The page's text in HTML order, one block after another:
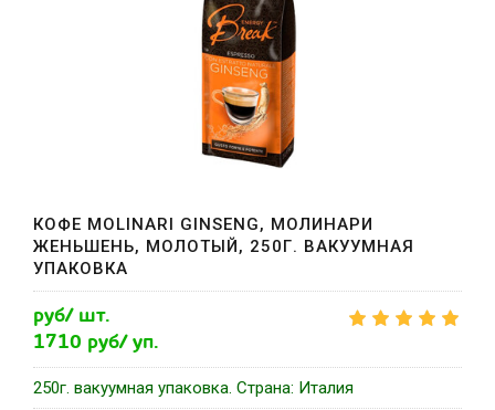
КОФЕ MOLINARI GINSENG, МОЛИНАРИ
ЖЕНЬШЕНЬ, МОЛОТЫЙ, 250Г. ВАКУУМНАЯ
УПАКОВКА
руб/ шт.
1710 руб/ уп.
250г. вакуумная упаковка. Страна: Италия